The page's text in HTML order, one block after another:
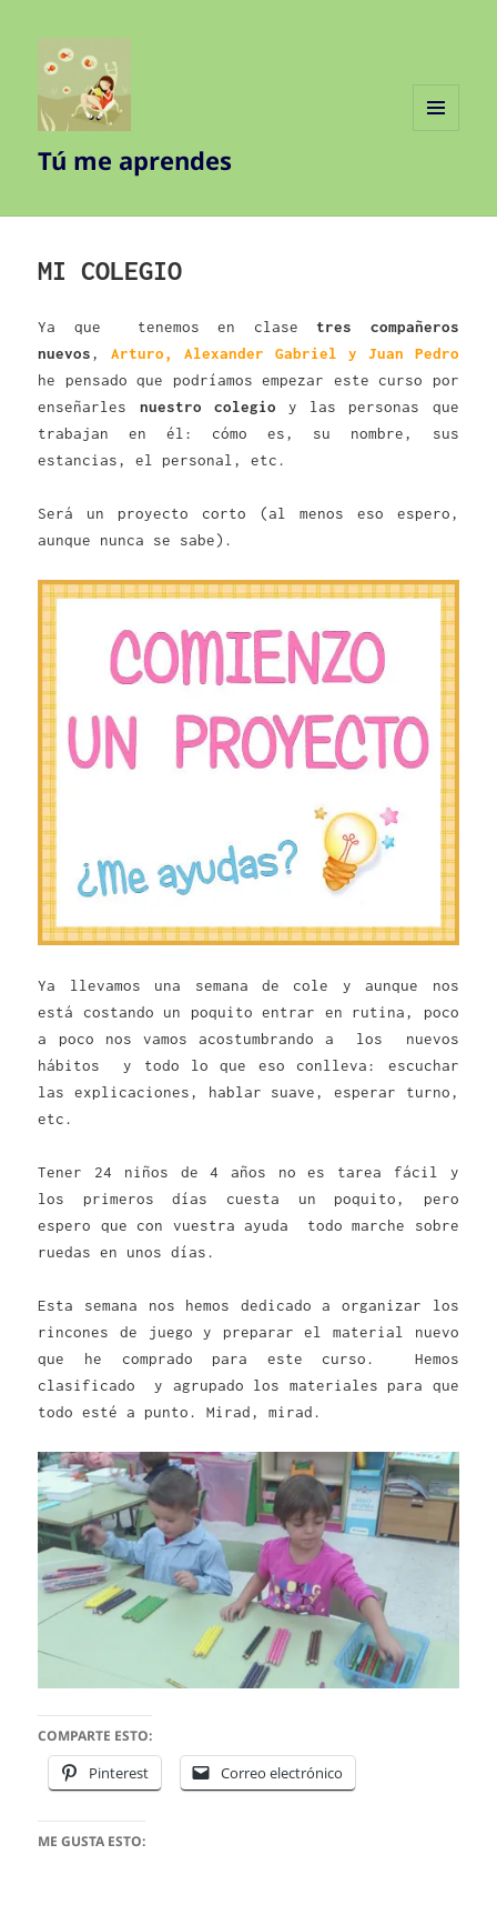
Tú me aprendes
MI COLEGIO
Ya que tenemos en clasetres compañeros
nuevos,Arturo, Alexander Gabriel y Juan Pedro
he pensado que podríamos empezar este curso por
enseñarles nuestro colegio y las personas que
trabajan en él: cómo es, su nombre, sus
estancias, el personal, etc.
Será un proyecto corto (al menos eso espero,
aunque nunca se sabe).
Ya llevamos una semana de cole y aunque nos
está costando un poquito entrar en rutina, poco
a poco nos vamos acostumbrando a los nuevos
hábitos y todo lo que eso conlleva: escuchar
las explicaciones, hablar suave, esperar turno,
etc.
Tener 24 niños de 4 años no es tarea fácil y
los primeros días cuesta un poquito, pero
espero que con vuestra ayuda todo marche sobre
ruedas en unos días.
Esta semana nos hemos dedicado a organizar los
rincones de juego y preparar el material nuevo
que he comprado para este curso. Hemos
clasificado y agrupado los materiales para que
todo esté a punto. Mirad, mirad.
COMPARTE ESTO:
Pinterest Correo electrónico
ME GUSTA ESTO: